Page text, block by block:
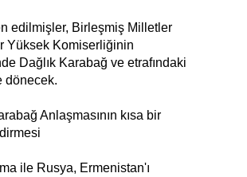
edilmişler, Birleşmiş Milletler
Yüksek Komiserliğinin
Dağlık Karabağ ve etrafındaki
dönecek.
Anlaşmasının kısa bir
ile Rusya, Ermenistan'ı